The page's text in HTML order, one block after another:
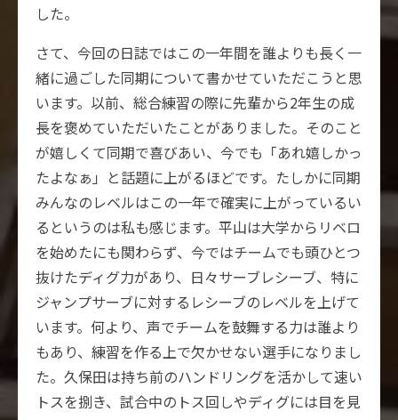
した。
さて、今回の日誌ではこの一年間を誰よりも長く一
緒に過ごした同期について書かせていただこうと思
います。以前、総合練習の際に先輩から2年生の成
長を褒めていただいたことがありました。そのこと
が嬉しくて同期で喜びあい、今でも「あれ嬉しかっ
たよなぁ」と話題に上がるほどです。たしかに同期
みんなのレベルはこの一年で確実に上がっているい
るというのは私も感じます。平山は大学からリベロ
を始めたにも関わらず、今ではチームでも頭ひとつ
抜けたディグ力があり、日々サーブレシーブ、特に
ジャンプサーブに対するレシーブのレベルを上げて
います。何より、声でチームを鼓舞する力は誰より
もあり、練習を作る上で欠かせない選手になりまし
た。久保田は持ち前のハンドリングを活かして速い
トスを捌き、試合中のトス回しやディグには目を見